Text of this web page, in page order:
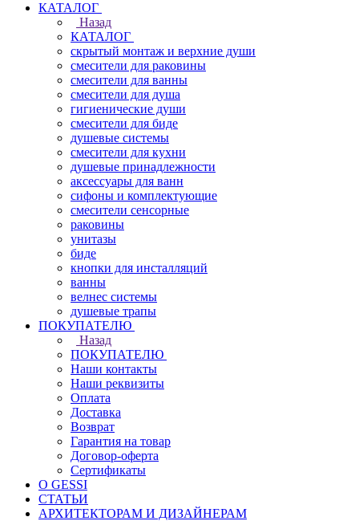
КАТАЛОГ
Назад
КАТАЛОГ
скрытый монтаж и верхние души
смесители для раковины
смесители для ванны
смесители для душа
гигиенические души
смесители для биде
душевые системы
смесители для кухни
душевые принадлежности
аксессуары для ванн
сифоны и комплектующие
смесители сенсорные
раковины
унитазы
биде
кнопки для инсталляций
ванны
велнес системы
душевые трапы
ПОКУПАТЕЛЮ
Назад
ПОКУПАТЕЛЮ
Наши контакты
Наши реквизиты
Оплата
Доставка
Возврат
Гарантия на товар
Договор-оферта
Сертификаты
О GESSI
СТАТЬИ
АРХИТЕКТОРАМ И ДИЗАЙНЕРАМ